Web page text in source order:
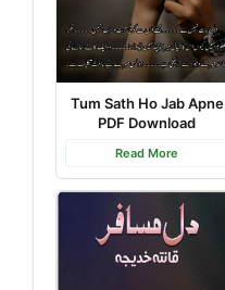
Tum Sath Ho Jab Apne
PDF Download
Read More